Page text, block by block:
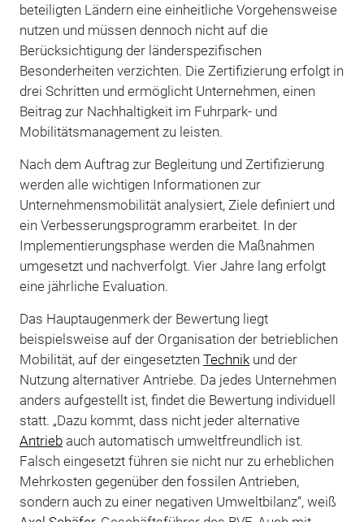
beteiligten Ländern eine einheitliche Vorgehensweise
nutzen und müssen dennoch nicht auf die
Berücksichtigung der länderspezifischen
Besonderheiten verzichten. Die Zertifizierung erfolgt in
drei Schritten und ermöglicht Unternehmen, einen
Beitrag zur Nachhaltigkeit im Fuhrpark- und
Mobilitätsmanagement zu leisten.
Nach dem Auftrag zur Begleitung und Zertifizierung
werden alle wichtigen Informationen zur
Unternehmensmobilität analysiert, Ziele definiert und
ein Verbesserungsprogramm erarbeitet. In der
Implementierungsphase werden die Maßnahmen
umgesetzt und nachverfolgt. Vier Jahre lang erfolgt
eine jährliche Evaluation.
Das Hauptaugenmerk der Bewertung liegt
beispielsweise auf der Organisation der betrieblichen
Mobilität, auf der eingesetzten Technikund der
Nutzung alternativer Antriebe. Da jedes Unternehmen
anders aufgestellt ist, findet die Bewertung individuell
statt. „Dazu kommt, dass nicht jeder alternative
Antriebauch automatisch umweltfreundlich ist.
Falsch eingesetzt führen sie nicht nur zu erheblichen
Mehrkosten gegenüber den fossilen Antrieben,
sondern auch zu einer negativen Umweltbilanz“, weiß